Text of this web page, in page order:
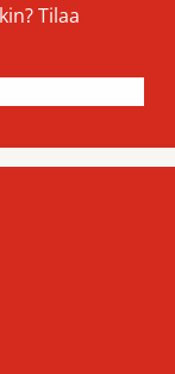
Tilaa